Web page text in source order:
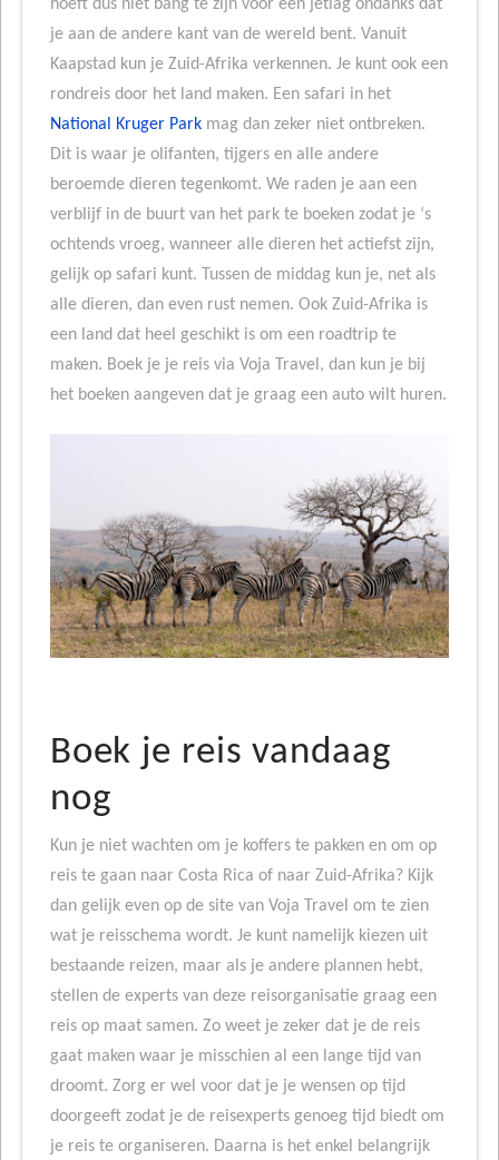
hoeft dus niet bang te zijn voor een jetlag ondanks dat
je aan de andere kant van de wereld bent. Vanuit
Kaapstad kun je Zuid-Afrika verkennen. Je kunt ook een
rondreis door het land maken. Een safari in het
National Kruger Parkmag dan zeker niet ontbreken.
Dit is waar je olifanten, tijgers en alle andere
beroemde dieren tegenkomt. We raden je aan een
verblijf in de buurt van het park te boeken zodat je ‘s
ochtends vroeg, wanneer alle dieren het actiefst zijn,
gelijk op safari kunt. Tussen de middag kun je, net als
alle dieren, dan even rust nemen. Ook Zuid-Afrika is
een land dat heel geschikt is om een roadtrip te
maken. Boek je je reis via Voja Travel, dan kun je bij
het boeken aangeven dat je graag een auto wilt huren.
Boek je reis vandaag
nog
Kun je niet wachten om je koffers te pakken en om op
reis te gaan naar Costa Rica of naar Zuid-Afrika? Kijk
dan gelijk even op de site van Voja Travel om te zien
wat je reisschema wordt. Je kunt namelijk kiezen uit
bestaande reizen, maar als je andere plannen hebt,
stellen de experts van deze reisorganisatie graag een
reis op maat samen. Zo weet je zeker dat je de reis
gaat maken waar je misschien al een lange tijd van
droomt. Zorg er wel voor dat je je wensen op tijd
doorgeeft zodat je de reisexperts genoeg tijd biedt om
je reis te organiseren. Daarna is het enkel belangrijk